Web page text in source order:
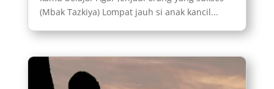
(Mbak Tazkiya) Lompat jauh si anak kancil...